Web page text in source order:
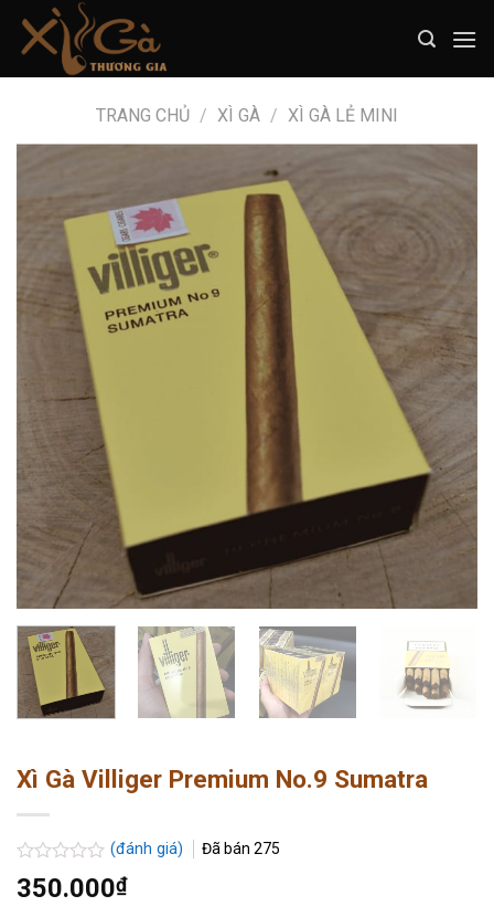
TRANG CHỦ / XÌ GÀ / XÌ GÀ LẺ MINI
Xì Gà Villiger Premium No.9 Sumatra
Được
xếp
(đánh giá) Đã bán 275
350.000₫